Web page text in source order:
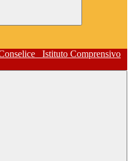
Istituto Comprensivo